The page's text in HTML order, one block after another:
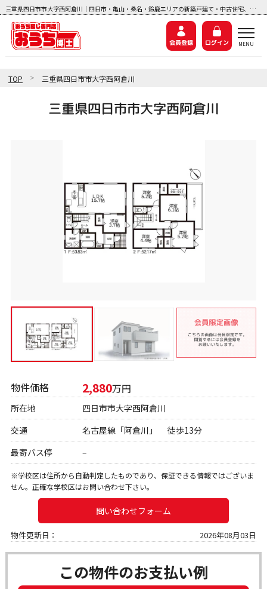
三重県四日市市大字西阿倉川｜四日市・亀山・桑名・鈴鹿エリアの新築戸建て・中古住宅、中古マンション、土地探しなら『おうち博士ナビ』
会員登録 ログイン
TOP > 三重県四日市市大字西阿倉川
三重県四日市市大字西阿倉川
物件価格 2,880万円
所在地
四日市市大字西阿倉川
交通
名古屋線「阿倉川」 徒歩13分
最寄バス停
–
※学校区は住所から自動判定したものであり、保証できる情報ではございま
せん。正確な学校区はお問い合わせ下さい。
問い合わせフォーム
物件更新日： 2026年08月03日
この物件のお支払い例